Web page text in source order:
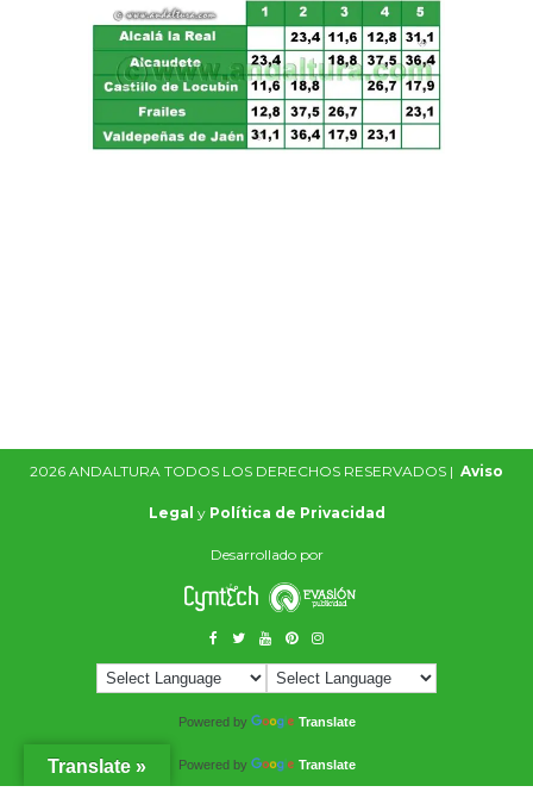
2026 ANDALTURA TODOS LOS DERECHOS RESERVADOS | Aviso
Legal y Política de Privacidad
Desarrollado por
Powered by Translate
Powered by Translate
Translate »